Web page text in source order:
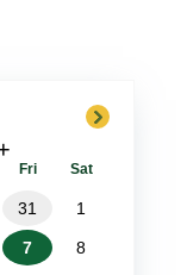
next
Fri Sat
31 1
7 8